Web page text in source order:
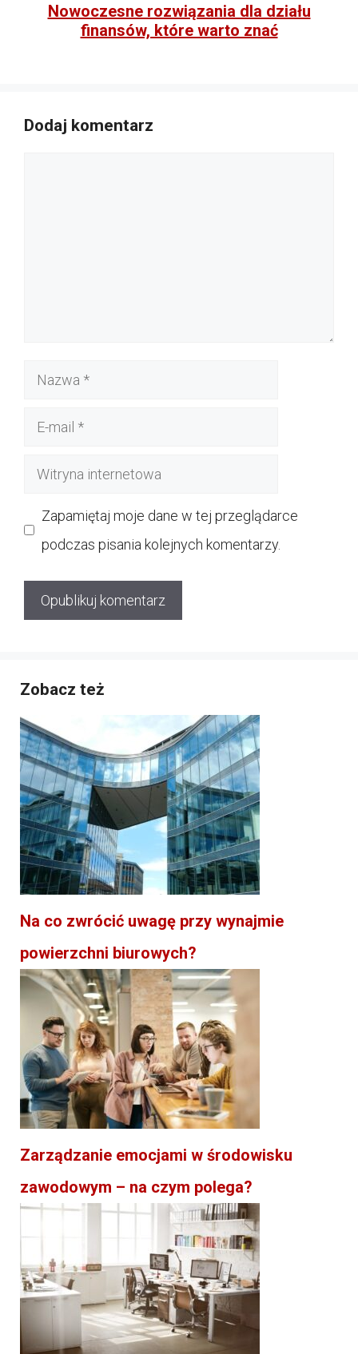
Nowoczesne rozwiązania dla działu
finansów, które warto znać
Dodaj komentarz
Nazwa
Witryna
Zapamiętaj moje dane w tej przeglądarce
podczas pisania kolejnych komentarzy.
Zobacz też
Na co zwrócić uwagę przy wynajmie
powierzchni biurowych?
Zarządzanie emocjami w środowisku
zawodowym – na czym polega?